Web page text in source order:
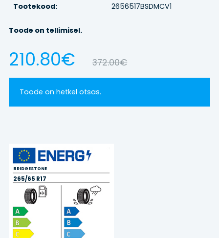
Tootekood:
2656517BSDMCV1
Toode on tellimisel.
210.80€ 372.00€
Toode on hetkel otsas.
BRIDGESTONE
265/65 R17